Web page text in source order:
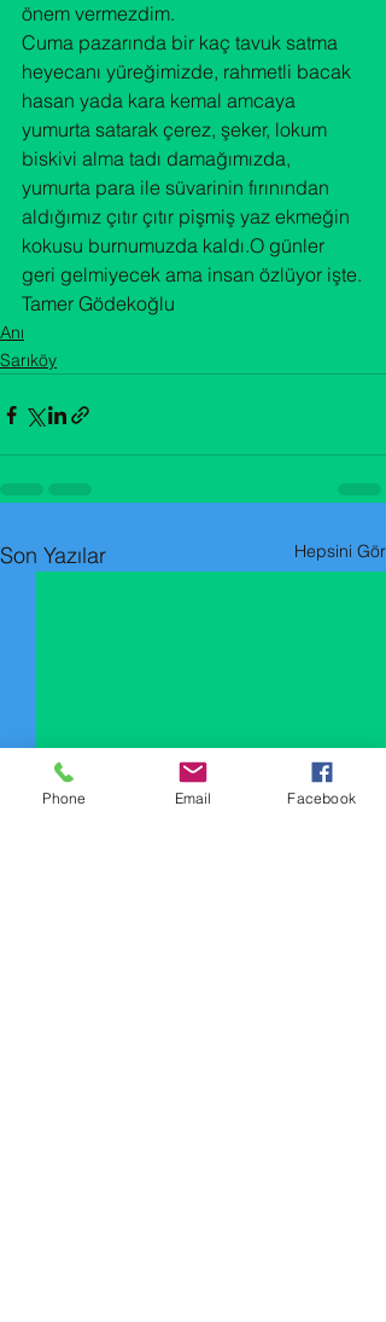
önem vermezdim.
Cuma pazarında bir kaç tavuk satma
heyecanı yüreğimizde, rahmetli bacak
hasan yada kara kemal amcaya
yumurta satarak çerez, şeker, lokum
biskivi alma tadı damağımızda,
yumurta para ile süvarinin fırınından
aldığımız çıtır çıtır pişmiş yaz ekmeğin
kokusu burnumuzda kaldı.O günler
geri gelmiyecek ama insan özlüyor işte.
Tamer Gödekoğlu
Anı
Sarıköy
Son Yazılar Hepsini Gör
Phone Email Facebook